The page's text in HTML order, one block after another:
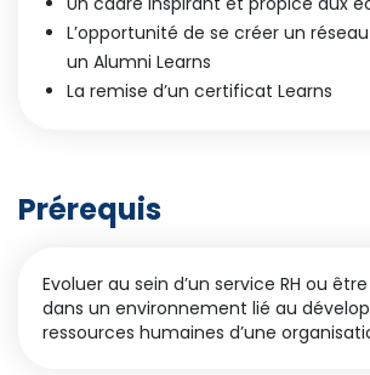
L’opportunité de se créer un
un Alumni Learns
La remise d’un certificat Learns
Prérequis
Evoluer au sein d’un service RH ou
dans un environnement lié au
ressources humaines d’une